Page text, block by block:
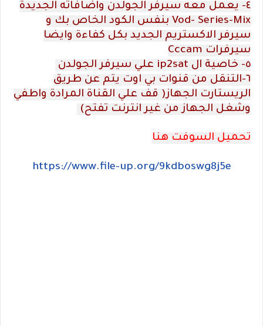
٤- يعمل معه سيرفر الجولدن واضافاته الجديدة
Vod- Series-Mix بنفس الكود الخاص بك و
سيرفر الاكستريم الجديد بكل كفاءة وايضا
سيرفرات Cccam
٥- خاصية ال ip2sat علي سيرفر الجولدن
٦-التنقل من قنوات بي اوت يتم عن طريق
الريستارت الجهاز( قف علي القناة المرادة واطفي
وشغل الجهاز من غير انترنت تفتح)
تحميل السوفت هنا
https://www.file-up.org/9kdboswg8j5e